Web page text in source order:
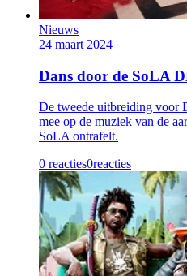
Nieuws
24 maart 2024
Dans door de SoLA
De tweede uitbreiding voor
mee op de muziek van de
SoLA ontrafelt.
0 reacties0reacties